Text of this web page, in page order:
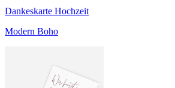
Dankeskarte Hochzeit
Modern Boho